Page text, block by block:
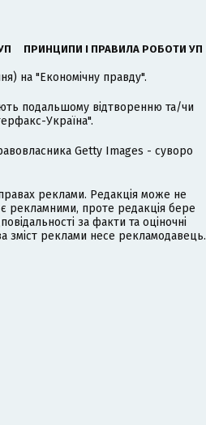
ПРИНЦИПИ І ПРАВИЛА РОБОТИ УП
на "Економічну правду".
подальшому відтворенню та/чи
Україна".
Getty Images - суворо
реклами. Редакція може не
рекламними, проте редакція бере
за факти та оціночні
зміст реклами несе рекламодавець.